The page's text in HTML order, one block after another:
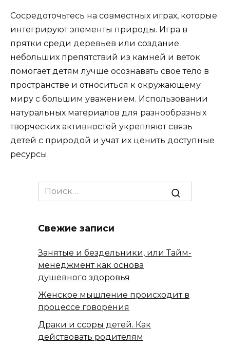
Сосредоточьтесь на совместных играх, которые
интегрируют элементы природы. Игра в
прятки среди деревьев или создание
небольших препятствий из камней и веток
помогает детям лучше осознавать свое тело в
пространстве и относиться к окружающему
миру с большим уважением. Использовании
натуральных материалов для разнообразных
творческих активностей укрепляют связь
детей с природой и учат их ценить доступные
ресурсы.
Search
for:
Свежие записи
Занятые и бездельники, или Тайм-
менеджмент как основа
душевного здоровья
Женское мышление происходит в
процессе говорения
Драки и ссоры детей. Как
действовать родителям